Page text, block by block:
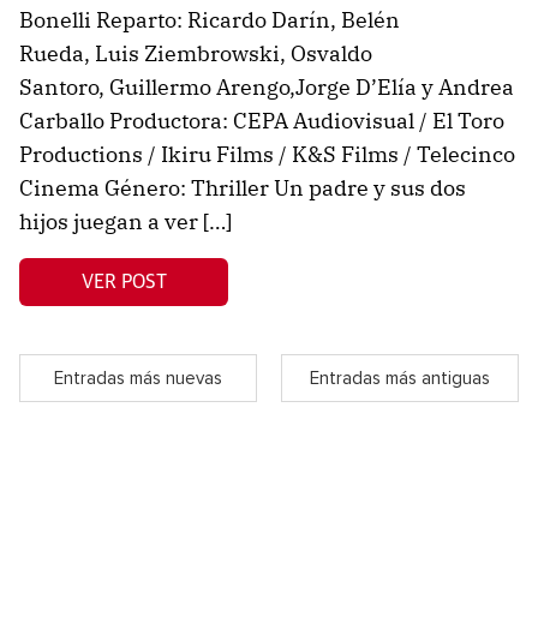
Bonelli Reparto: Ricardo Darín, Belén
Rueda, Luis Ziembrowski, Osvaldo
Santoro, Guillermo Arengo,Jorge D’Elía y Andrea
Carballo Productora: CEPA Audiovisual / El Toro
Productions / Ikiru Films / K&S Films / Telecinco
Cinema Género: Thriller Un padre y sus dos
hijos juegan a ver […]
VER POST
Entradas más nuevas Entradas más antiguas